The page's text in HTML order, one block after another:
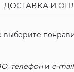
ДОСТАВКА И
, телефони e-mail